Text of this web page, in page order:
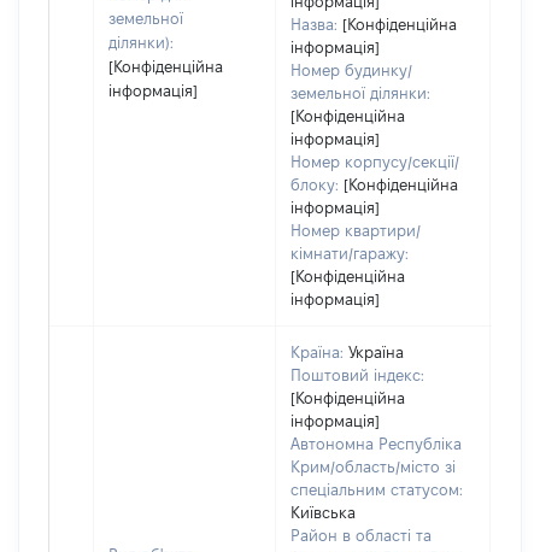
земельної
ділянки):
[Конфіденційна
інформація]
Назва: [Конфіденційна
інформація]
Номер будинку/
земельної ділянки:
[Конфіденційна
інформація]
Номер корпусу/секції/
блоку: [Конфіденційна
інформація]
Номер квартири/
кімнати/гаражу:
[Конфіденційна
інформація]
Країна: Україна
Поштовий індекс:
[Конфіденційна
інформація]
Автономна Республіка
Крим/область/місто зі
спеціальним статусом:
Київська
Район в області та